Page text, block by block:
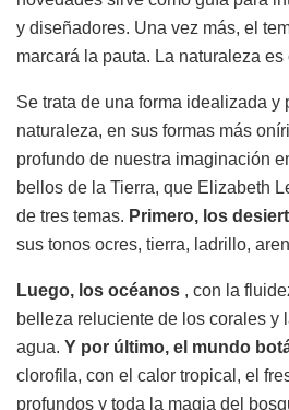
y diseñadores. Una vez más, el
marcará la pauta. La naturaleza es
Se trata de una forma idealizada y
naturaleza, en sus formas más
profundo de nuestra imaginación
bellos de la Tierra, que Elizabeth
de tres temas. Primero, los
sus tonos ocres, tierra, ladrillo,
Luego, los océanos , con la
belleza reluciente de los corales y
agua. Y por último, el mundo
clorofila, con el calor tropical, el
profundos y toda la magia del